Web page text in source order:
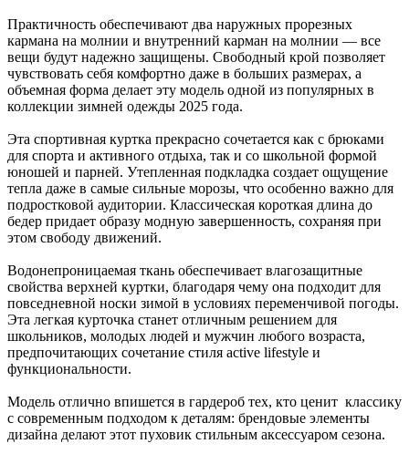
Практичность обеспечивают два наружных прорезных
кармана на молнии и внутренний карман на молнии — все
вещи будут надежно защищены. Свободный крой позволяет
чувствовать себя комфортно даже в больших размерах, а
объемная форма делает эту модель одной из популярных в
коллекции зимней одежды 2025 года.
Эта спортивная куртка прекрасно сочетается как с брюками
для спорта и активного отдыха, так и со школьной формой
юношей и парней. Утепленная подкладка создает ощущение
тепла даже в самые сильные морозы, что особенно важно для
подростковой аудитории. Классическая короткая длина до
бедер придает образу модную завершенность, сохраняя при
этом свободу движений.
Водонепроницаемая ткань обеспечивает влагозащитные
свойства верхней куртки, благодаря чему она подходит для
повседневной носки зимой в условиях переменчивой погоды.
Эта легкая курточка станет отличным решением для
школьников, молодых людей и мужчин любого возраста,
предпочитающих сочетание стиля active lifestyle и
функциональности.
Модель отлично впишется в гардероб тех, кто ценит классику
с современным подходом к деталям: брендовые элементы
дизайна делают этот пуховик стильным аксессуаром сезона.